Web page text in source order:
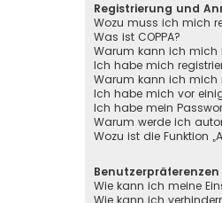
Registrierung und
Wozu muss ich mich
Was ist COPPA?
Warum kann ich mich
Ich habe mich
Warum kann ich mich
Ich habe mich vor
Ich habe mein
Warum werde ich
Wozu ist die Funktion
Wie kann ich meine